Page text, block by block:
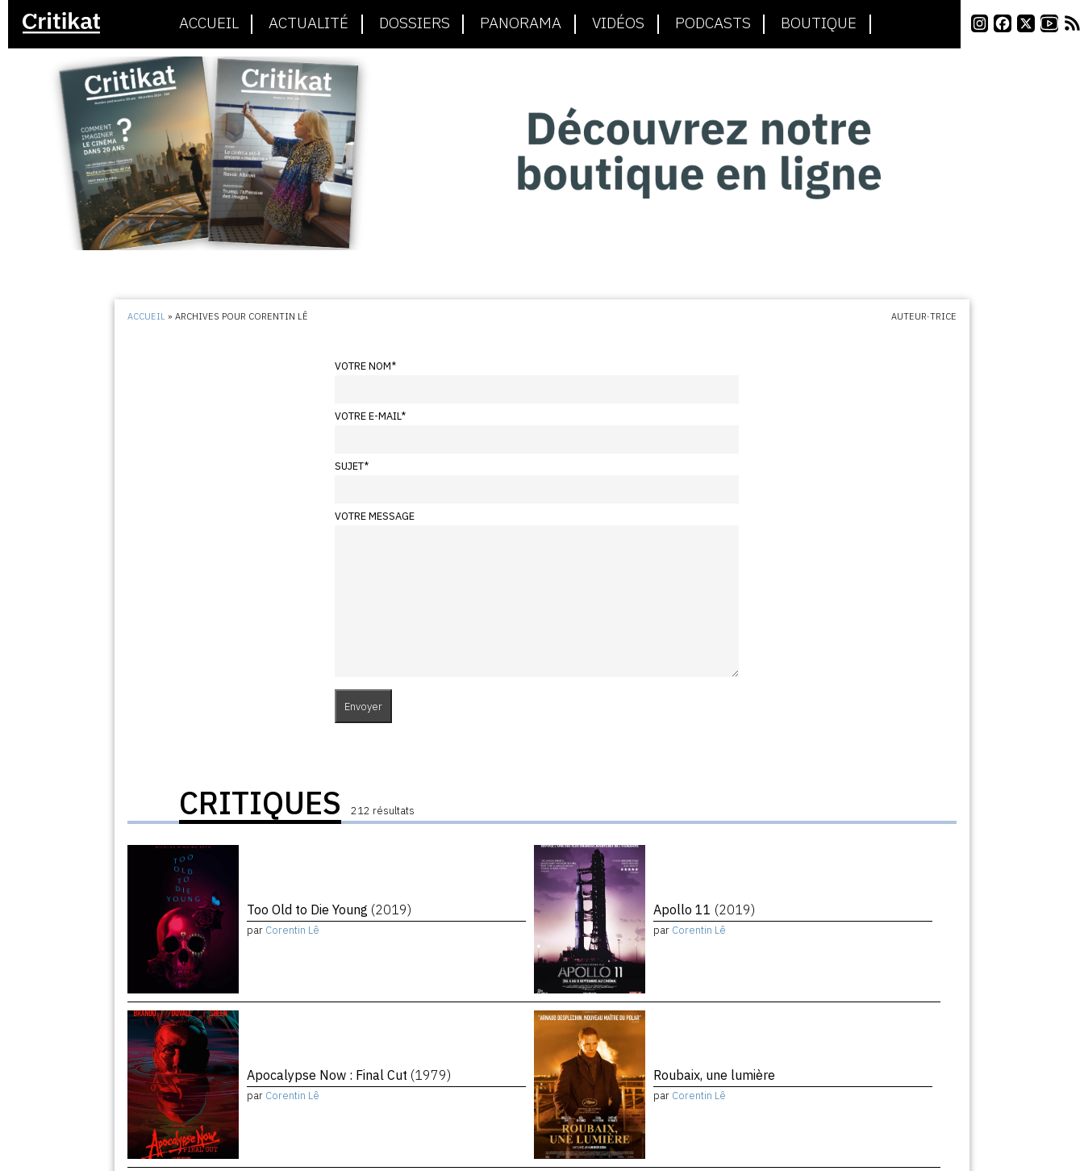
ACCUEIL ACTUALITÉ DOSSIERS PANORAMA VIDÉOS PODCASTS BOUTIQUE
ACCUEIL »ARCHIVES POUR CORENTIN LÊ AUTEUR·TRICE
VOTRE NOM*
VOTRE E-MAIL*
SUJET*
VOTRE MESSAGE
CRITIQUES 212 résultats
Too Old to Die Young (2019)
par Corentin Lê
Apollo 11 (2019)
par Corentin Lê
Apocalypse Now : Final Cut (1979)
par Corentin Lê
Roubaix, une lumière
par Corentin Lê